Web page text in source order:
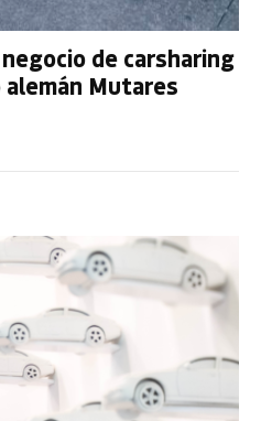
de carsharing
Mutares